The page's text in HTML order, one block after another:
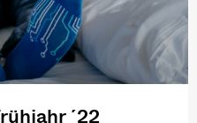
´22